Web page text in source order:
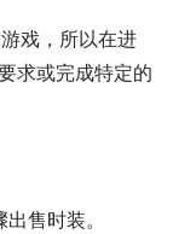
戏，所以在进
求或完成特定的
售时装。